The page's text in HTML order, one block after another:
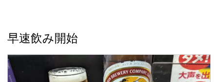
早速飲み開始